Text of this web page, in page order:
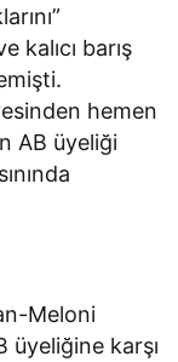
kalıcı barış
hemen
AB üyeliği
Meloni
üyeliğine karşı